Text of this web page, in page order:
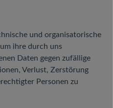
und organisatorische
ihre durch uns
Daten gegen zufällige
Verlust, Zerstörung
Personen zu